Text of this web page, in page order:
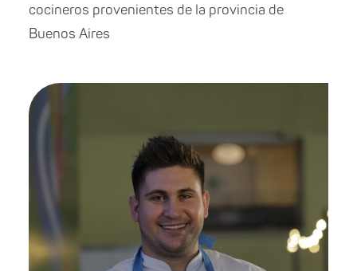
cocineros provenientes de la provincia de
Buenos Aires